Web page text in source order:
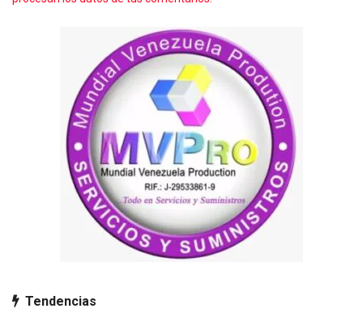
Tendencias